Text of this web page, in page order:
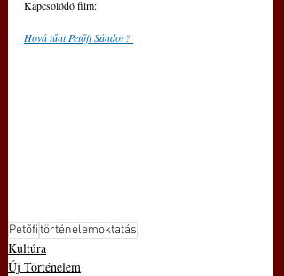
Kapcsolódó film:
Hová tűnt Petőfi Sándor?
Petőfitörténelemoktatás
Kultúra
Új Történelem